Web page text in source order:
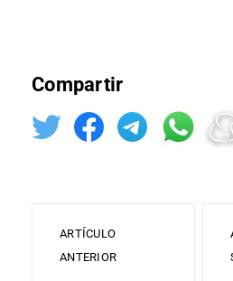
Compartir
ARTÍCULO
ANTERIOR